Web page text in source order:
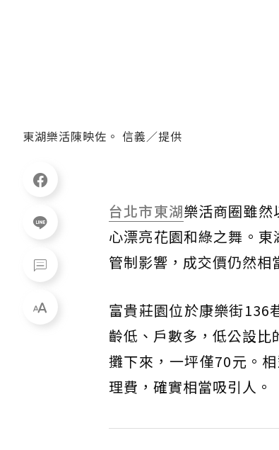
東湖樂活陳映佐。 信義／提供
台北市東湖樂活商圈雖
心漂亮花園和綠之舞。
管制影響，成交價仍然相
富貴莊園位於康樂街136
齡低、戶數多，低公設
攤下來，一坪僅70元。
理費，確實相當吸引人。